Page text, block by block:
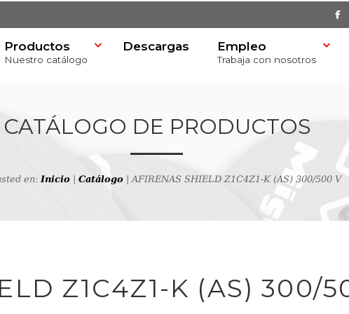
Productos
Nuestro catálogo
Descargas Empleo
Trabaja con nosotros
CATÁLOGO DE PRODUCTOS
en:Inicio Catálogo | AFIRENAS SHIELD Z1C4Z1-K (AS) 300/500 V
Z1C4Z1-K (AS) 300/